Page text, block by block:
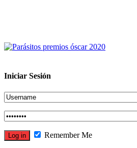
Iniciar Sesión
Remember Me